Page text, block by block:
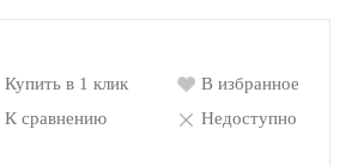
Купить в 1 клик
К сравнению
В избранное
Недоступно